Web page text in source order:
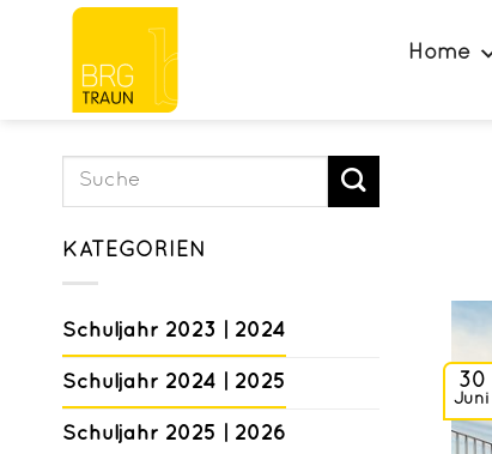
springen
Home
KATEGORIEN
Schuljahr 2023 | 2024
Schuljahr 2024 | 2025
Schuljahr 2025 | 2026
30
Juni